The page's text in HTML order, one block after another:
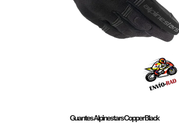
Guantes Alpinestars Copper Black